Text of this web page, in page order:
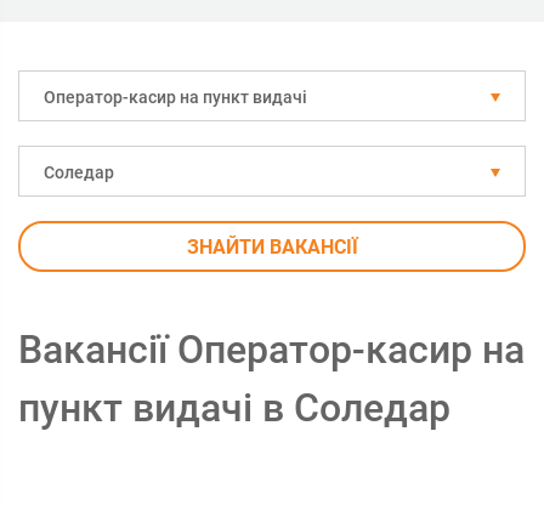
Оператор-касир на пункт видачі
Соледар
ЗНАЙТИ ВАКАНСІЇ
Вакансії Оператор-касир на
пункт видачі в Соледар